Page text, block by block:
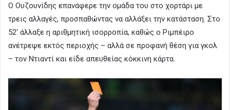
Ο Ουζουνίδης επανάφερε την ομάδα του στο χορτάρι με
τρεις αλλαγές, προσπαθώντας να αλλάξει την κατάσταση. Στο
52′ άλλαξε η αριθμητική ισορροπία, καθώς ο Ριμπέιρο
ανέτρεψε εκτός περιοχής – αλλά σε προφανή θέση για γκολ
– τον Ντιαντί και είδε απευθείας κόκκινη κάρτα.